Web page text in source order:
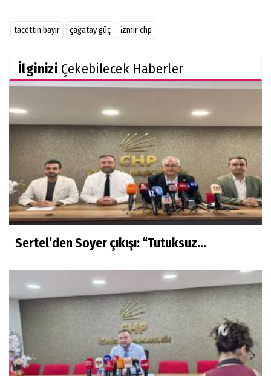
tacettin bayır çağatay güç i̇zmir chp
İlginizi Çekebilecek Haberler
Sertel’den Soyer çıkışı: “Tutuksuz...